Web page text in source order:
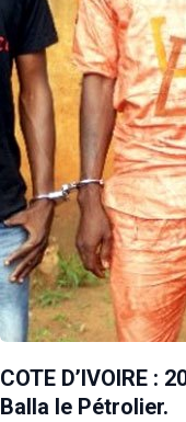
COTE D’IVOIRE :
Balla le Pétrolier.